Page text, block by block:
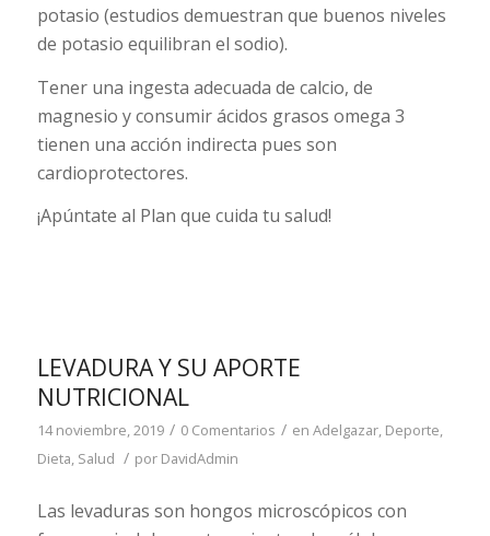
potasio (estudios demuestran que buenos niveles
de potasio equilibran el sodio).
Tener una ingesta adecuada de calcio, de
magnesio y consumir ácidos grasos omega 3
tienen una acción indirecta pues son
cardioprotectores.
¡Apúntate al Plan que cuida tu salud!
LEVADURA Y SU APORTE
NUTRICIONAL
14 noviembre, 2019 / 0 Comentarios / en Adelgazar, Deporte,
Dieta, Salud / por DavidAdmin
Las levaduras son hongos microscópicos con